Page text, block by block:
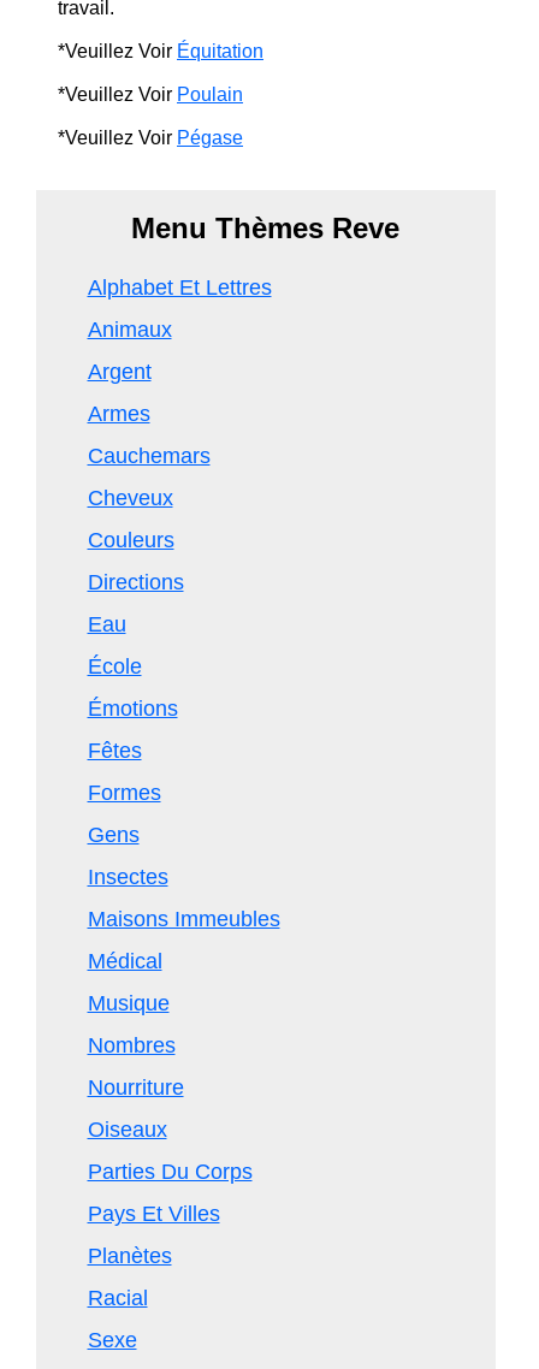
travail.
*Veuillez Voir Équitation
*Veuillez Voir Poulain
*Veuillez Voir Pégase
Menu Thèmes Reve
Alphabet Et Lettres
Animaux
Argent
Armes
Cauchemars
Cheveux
Couleurs
Directions
Eau
École
Émotions
Fêtes
Formes
Gens
Insectes
Maisons Immeubles
Médical
Musique
Nombres
Nourriture
Oiseaux
Parties Du Corps
Pays Et Villes
Planètes
Racial
Sexe